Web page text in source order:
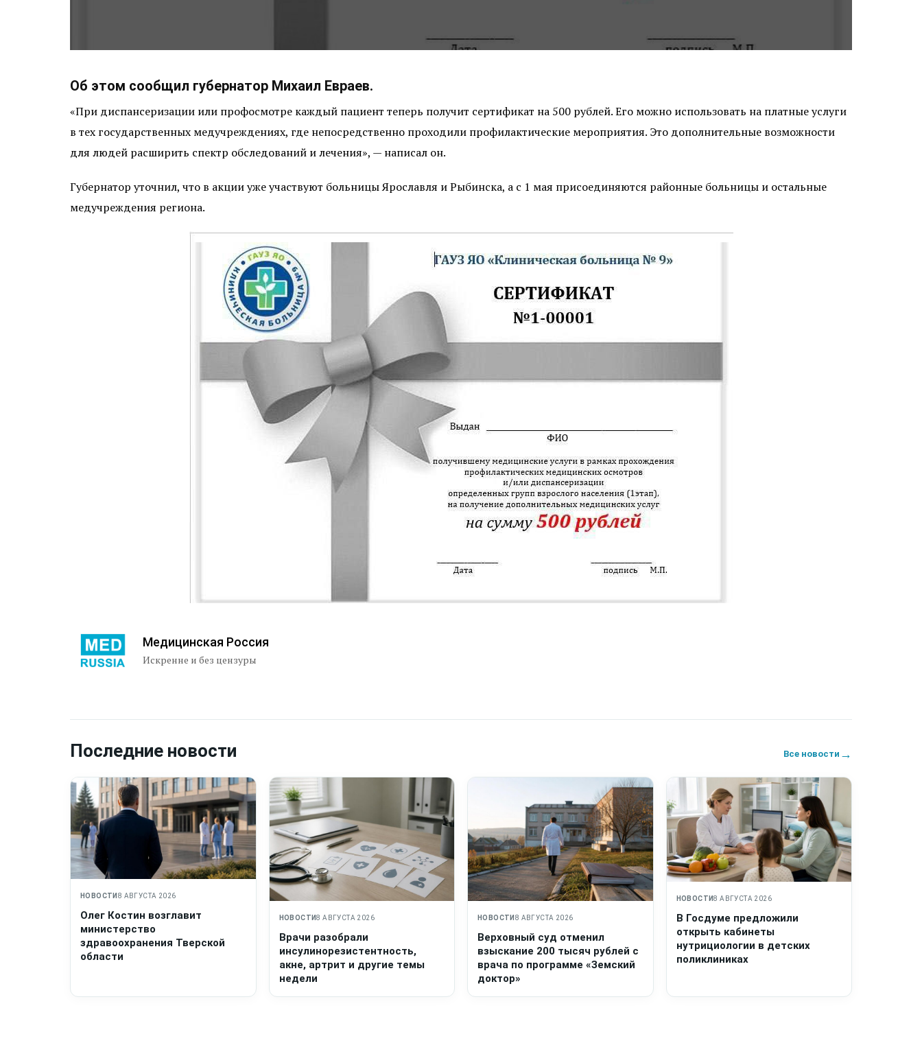
Об этом сообщил губернатор Михаил Евраев.
«При диспансеризации или профосмотре каждый пациент теперь получит сертификат на 500 рублей. Его можно использовать на платные услуги
в тех государственных медучреждениях, где непосредственно проходили профилактические мероприятия. Это дополнительные возможности
для людей расширить спектр обследований и лечения», — написал он.
Губернатор уточнил, что в акции уже участвуют больницы Ярославля и Рыбинска, а с 1 мая присоединяются районные больницы и остальные
медучреждения региона.
Медицинская Россия
Искренне и без цензуры
Последние новости Все новости →
НОВОСТИ 8 АВГУСТА 2026
Олег Костин возглавит
министерство
здравоохранения Тверской
области
НОВОСТИ8 АВГУСТА 2026
Врачи разобрали
инсулинорезистентность,
акне, артрит и другие темы
недели
НОВОСТИ 8 АВГУСТА 2026
Верховный суд отменил
взыскание 200 тысяч рублей с
врача по программе «Земский
доктор»
НОВОСТИ8 АВГУСТА 2026
В Госдуме предложили
открыть кабинеты
нутрициологии в детских
поликлиниках